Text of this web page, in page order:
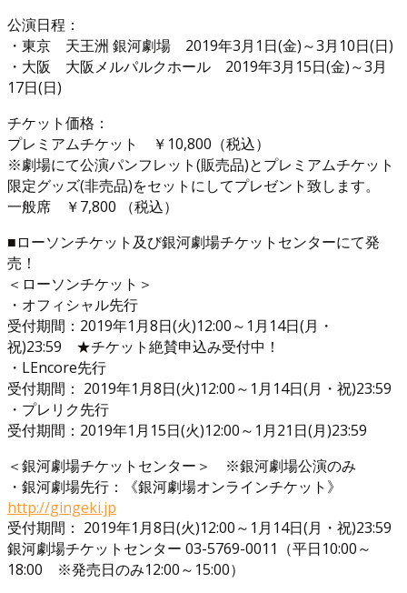
公演日程：
・東京 天王洲 銀河劇場 2019年3月1日(金)～3月10日(日)
・大阪 大阪メルパルクホール 2019年3月15日(金)～3月
17日(日)
チケット価格：
プレミアムチケット ￥10,800（税込）
※劇場にて公演パンフレット(販売品)とプレミアムチケット
限定グッズ(非売品)をセットにしてプレゼント致します。
一般席 ￥7,800 （税込）
■ローソンチケット及び銀河劇場チケットセンターにて発
売！
＜ローソンチケット＞
・オフィシャル先行
受付期間：2019年1月8日(火)12:00～1月14日(月・
祝)23:59 ★チケット絶賛申込み受付中！
・LEncore先行
受付期間： 2019年1月8日(火)12:00～1月14日(月・祝)23:59
・プレリク先行
受付期間：2019年1月15日(火)12:00～1月21日(月)23:59
＜銀河劇場チケットセンター＞ ※銀河劇場公演のみ
・銀河劇場先行：《銀河劇場オンラインチケット》
http://gingeki.jp
受付期間： 2019年1月8日(火)12:00～1月14日(月・祝)23:59
銀河劇場チケットセンター 03-5769-0011（平日10:00～
18:00 ※発売日のみ12:00～15:00）